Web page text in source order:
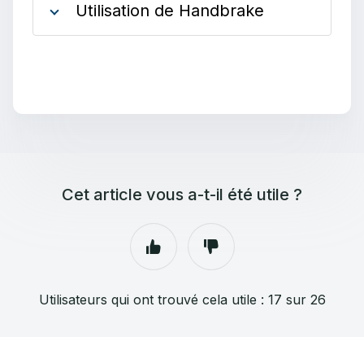
Utilisation de Handbrake
Cet article vous a-t-il été utile ?
Utilisateurs qui ont trouvé cela utile : 17 sur 26